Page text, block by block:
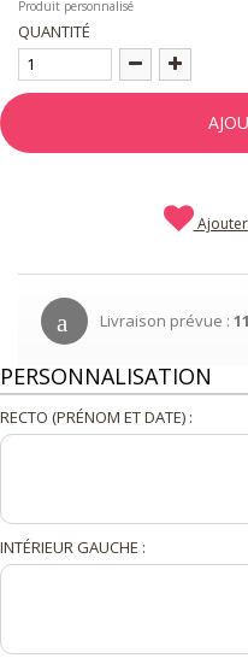
Produit personnalisé
QUANTITÉ
Ajouter
Livraison prévue :
PERSONNALISATION
RECTO (PRÉNOM ET DATE) :
INTÉRIEUR GAUCHE :